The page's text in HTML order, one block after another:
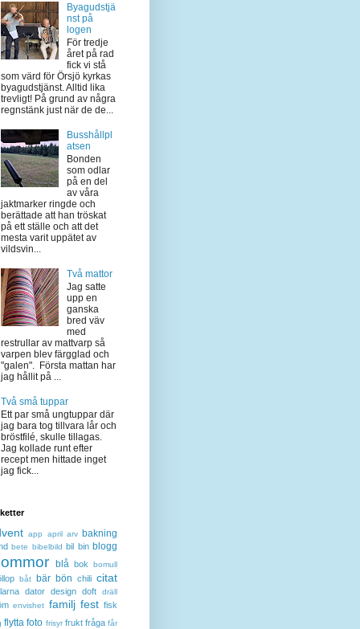
Byagudstjä
nst på
logen
För tredje
året på rad
fick vi stå
som värd för Örsjö kyrkas
byagudstjänst. Alltid lika
trevligt! På grund av några
regnstänk just när de de...
Busshållpl
atsen
Bonden
som odlar
på en del
av våra
jaktmarker ringde och
berättade att han tröskat
på ett ställe och att det
mesta varit uppätet av
vildsvin...
Två mattor
Jag satte
upp en
ganska
bred väv
med
restrullar av mattvarp så
varpen blev färgglad och
"galen". Första mattan har
jag hållit på ...
Två små tuppar
Ett par små ungtuppar där
jag bara tog tillvara lår och
bröstfilé, skulle tillagas.
Jag kollade runt efter
recept men hittade inget
jag fick...
app april arv bakning
bete bibelbild bil bin blogg
blå bok bomull
båt bär bön chili citat
dator design doft dräll
envishet familj fest fisk
flytta foto frisyr frukt fråga får